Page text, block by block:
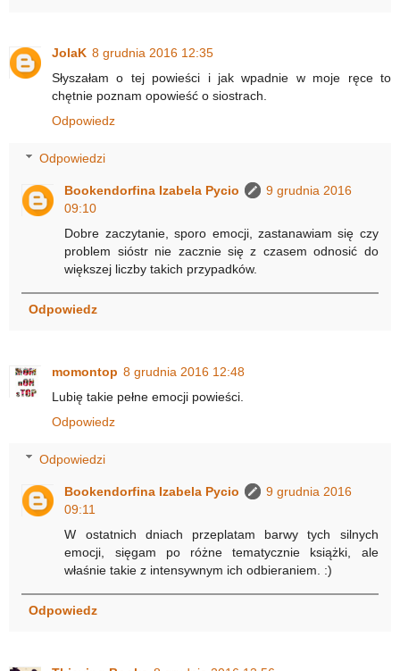
JolaK 8 grudnia 2016 12:35
Słyszałam o tej powieści i jak wpadnie w moje ręce to
chętnie poznam opowieść o siostrach.
Odpowiedz
Odpowiedzi
Bookendorfina Izabela Pycio
9 grudnia 2016
09:10
Dobre zaczytanie, sporo emocji, zastanawiam się czy
problem sióstr nie zacznie się z czasem odnosić do
większej liczby takich przypadków.
Odpowiedz
momontop 8 grudnia 2016 12:48
Lubię takie pełne emocji powieści.
Odpowiedz
Odpowiedzi
Bookendorfina Izabela Pycio
9 grudnia 2016
09:11
W ostatnich dniach przeplatam barwy tych silnych
emocji, sięgam po różne tematycznie książki, ale
właśnie takie z intensywnym ich odbieraniem. :)
Odpowiedz